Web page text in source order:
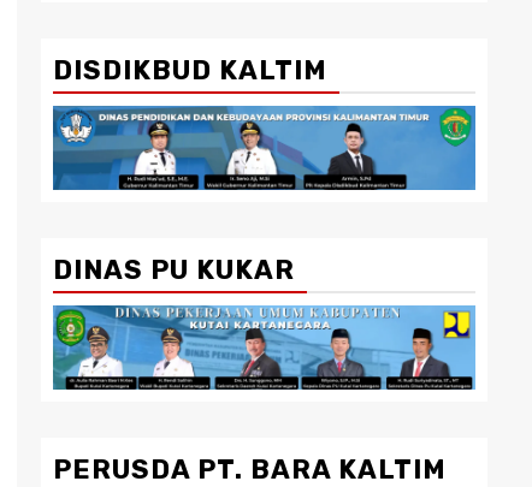
DISDIKBUD KALTIM
DINAS PU KUKAR
PERUSDA PT. BARA KALTIM